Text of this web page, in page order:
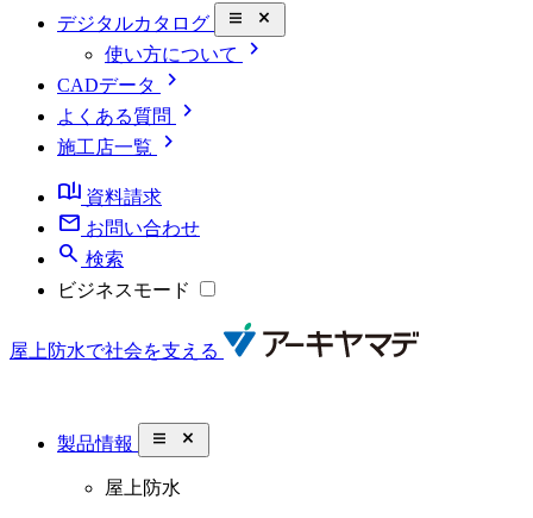
デジタルカタログ close_small
使い方について chevron_right
CADデータ chevron_right
よくある質問 chevron_right
施工店一覧
chevron_right
book_ribbon 資料請求
mail お問い合わせ
search 検索
ビジネスモード
屋上防水で社会を支える
製品情報 close_small
屋上防水